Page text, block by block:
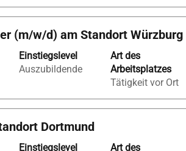
(m/w/d) am Standort Würzburg
Einstiegslevel
Auszubildende
Art des
Arbeitsplatzes
Tätigkeit vor Ort
Dortmund
Einstiegslevel
Art des